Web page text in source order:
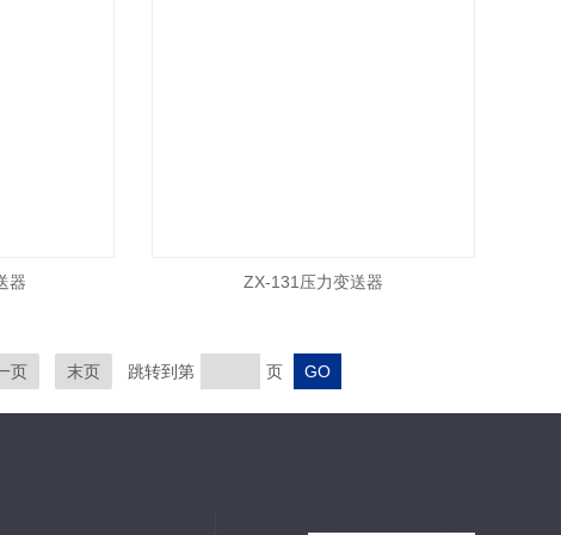
器 ZX-131压力变送器
页 末页 跳转到第 页